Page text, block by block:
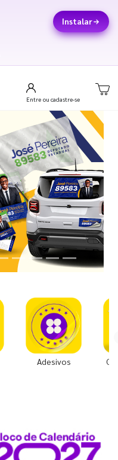
Instalar
Entre ou cadastre-se
Next
Adesivos